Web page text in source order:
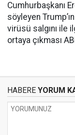
Cumhurbaşkanı
söyleyen
virüsü salgını ile
ortaya çıkması
HABERE YORUM